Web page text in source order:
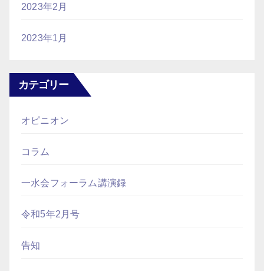
2023年2月
2023年1月
カテゴリー
オピニオン
コラム
一水会フォーラム講演録
令和5年2月号
告知